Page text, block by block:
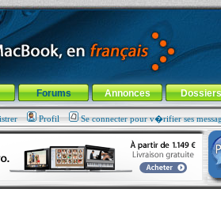
Forums Annonces Dossiers
Profil Se connecter pour v�rifier ses